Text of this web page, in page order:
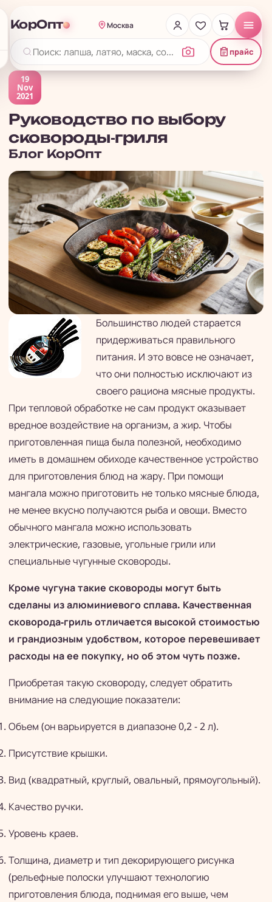
КорОпт Москва
прайс
19
Nov
2021
Руководство по выбору
сковороды-гриля
Блог КорОпт
Большинство людей старается
придерживаться правильного
питания. И это вовсе не означает,
что они полностью исключают из
своего рациона мясные продукты.
При тепловой обработке не сам продукт оказывает
вредное воздействие на организм, а жир. Чтобы
приготовленная пища была полезной, необходимо
иметь в домашнем обиходе качественное устройство
для приготовления блюд на жару. При помощи
мангала можно приготовить не только мясные блюда,
не менее вкусно получаются рыба и овощи. Вместо
обычного мангала можно использовать
электрические, газовые, угольные грили или
специальные чугунные сковороды.
Кроме чугуна такие сковороды могут быть
сделаны из алюминиевого сплава. Качественная
сковорода-гриль отличается высокой стоимостью
и грандиозным удобством, которое перевешивает
расходы на ее покупку, но об этом чуть позже.
Приобретая такую сковороду, следует обратить
внимание на следующие показатели:
Объем (он варьируется в диапазоне 0,2 - 2 л).
Присутствие крышки.
Вид (квадратный, круглый, овальный, прямоугольный).
Качество ручки.
Уровень краев.
Толщина, диаметр и тип декорирующего рисунка
(рельефные полоски улучшают технологию
приготовления блюда, поднимая его выше, чем